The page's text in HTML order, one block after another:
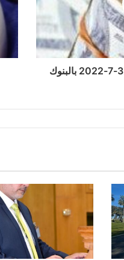
أسعار# العملات اليوم الأحد 3-7-2022 بالبنوك